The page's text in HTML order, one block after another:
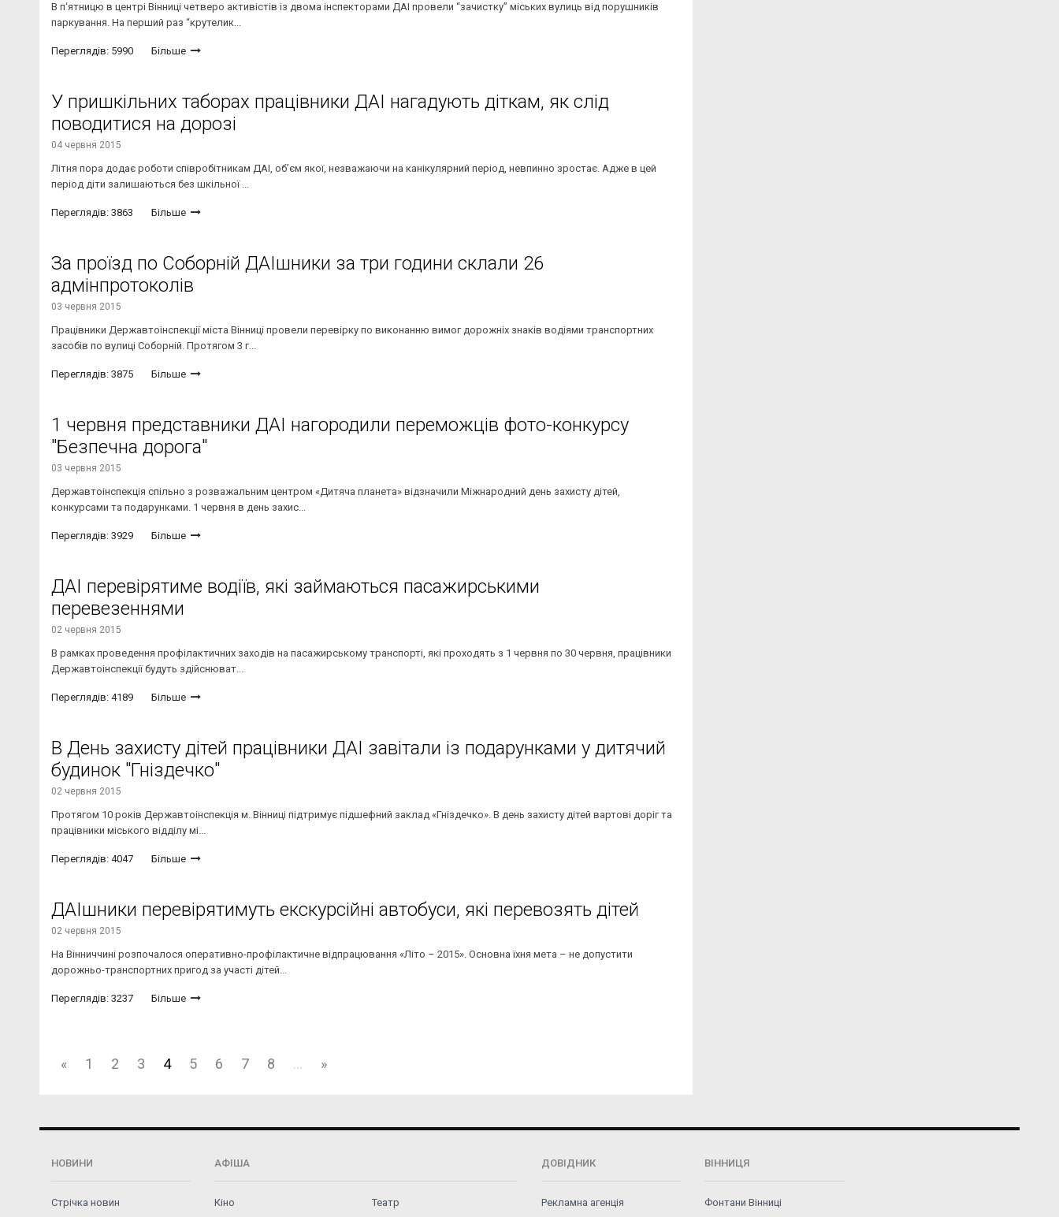
В п‘ятницю в центрі Вінниці четверо активістів із двома інспекторами ДАІ провели “зачистку” міських вулиць від порушників
паркування. На перший раз “крутелик...
Переглядів: 5990 Більше
У пришкільних таборах працівники ДАІ нагадують діткам, як слід
поводитися на дорозі
04 червня 2015
Літня пора додає роботи співробітникам ДАІ, об’єм якої, незважаючи на канікулярний період, невпинно зростає. Адже в цей
період діти залишаються без шкільної ...
Переглядів: 3863 Більше
За проїзд по Соборній ДАІшники за три години склали 26
адмінпротоколів
03 червня 2015
Працівники Державтоінспекції міста Вінниці провели перевірку по виконанню вимог дорожніх знаків водіями транспортних
засобів по вулиці Соборній. Протягом 3 г...
Переглядів: 3875 Більше
1 червня представники ДАІ нагородили переможців фото-конкурсу
"Безпечна дорога"
03 червня 2015
Державтоінспекція спільно з розважальним центром «Дитяча планета» відзначили Міжнародний день захисту дітей,
конкурсами та подарунками. 1 червня в день захис...
Переглядів: 3929 Більше
ДАІ перевірятиме водіїв, які займаються пасажирськими
перевезеннями
02 червня 2015
В рамках проведення профілактичних заходів на пасажирському транспорті, які проходять з 1 червня по 30 червня, працівники
Державтоінспекції будуть здійснюват...
Переглядів: 4189 Більше
В День захисту дітей працівники ДАІ завітали із подарунками у дитячий
будинок "Гніздечко"
02 червня 2015
Протягом 10 років Державтоінспекція м. Вінниці підтримує підшефний заклад «Гніздечко». В день захисту дітей вартові доріг та
працівники міського відділу мі...
Переглядів: 4047 Більше
ДАІшники перевірятимуть екскурсійні автобуси, які перевозять дітей
02 червня 2015
На Вінниччині розпочалося оперативно-профілактичне відпрацювання «Літо – 2015». Основна їхня мета – не допустити
дорожньо-транспортних пригод за участі дітей...
Переглядів: 3237 Більше
« 1 2 3 4 5 6 7 8 ... »
НОВИНИ
Стрічка новин
АФІША
Кіно Театр
ДОВІДНИК
Рекламна агенція
ВІННИЦЯ
Фонтани Вінниці